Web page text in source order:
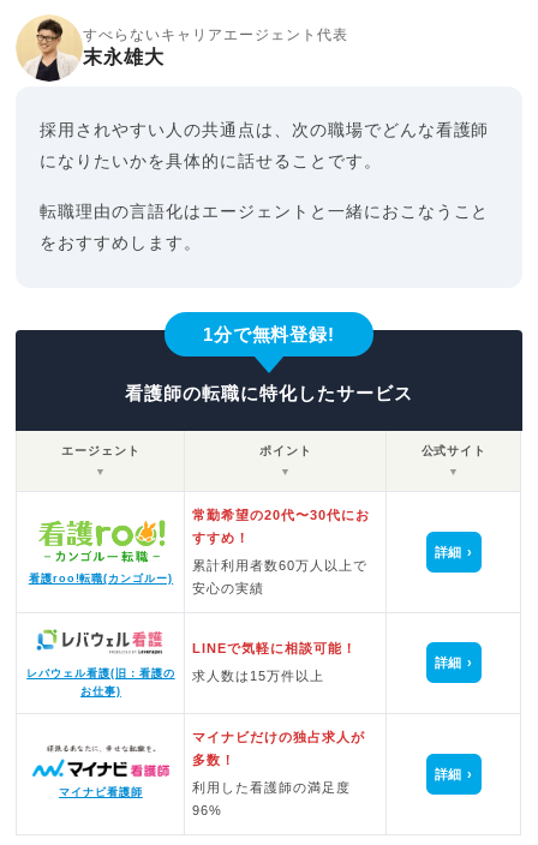
すべらないキャリアエージェント代表
末永雄大
採用されやすい人の共通点は、次の職場でどんな看護師
になりたいかを具体的に話せることです。
転職理由の言語化はエージェントと一緒におこなうこと
をおすすめします。
1分で無料登録!
看護師の転職に特化したサービス
エージェント
▼
ポイント
▼
公式サイト
▼
看護roo!転職(カンゴルー)
常勤希望の20代〜30代にお
すすめ！
累計利用者数60万人以上で
安心の実績
詳細
レバウェル看護(旧：看護の
お仕事)
LINEで気軽に相談可能！
求人数は15万件以上
詳細
マイナビ看護師
マイナビだけの独占求人が
多数！
利用した看護師の満足度
96%
詳細